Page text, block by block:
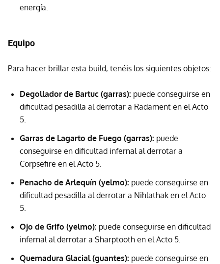
energía.
Equipo
Para hacer brillar esta build, tenéis los siguientes objetos:
Degollador de Bartuc (garras): puede conseguirse en
dificultad pesadilla al derrotar a Radament en el Acto
5.
Garras de Lagarto de Fuego (garras): puede
conseguirse en dificultad infernal al derrotar a
Corpsefire en el Acto 5.
Penacho de Arlequín (yelmo): puede conseguirse en
dificultad pesadilla al derrotar a Nihlathak en el Acto
5.
Ojo de Grifo (yelmo): puede conseguirse en dificultad
infernal al derrotar a Sharptooth en el Acto 5.
Quemadura Glacial (guantes): puede conseguirse en